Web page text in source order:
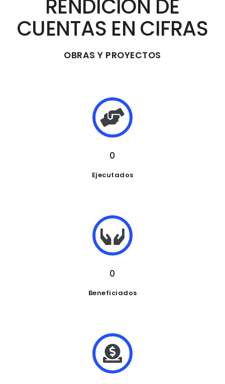
RENDICION DE
CUENTAS EN CIFRAS
OBRAS Y PROYECTOS
0
Ejecutados
0
Beneficiados